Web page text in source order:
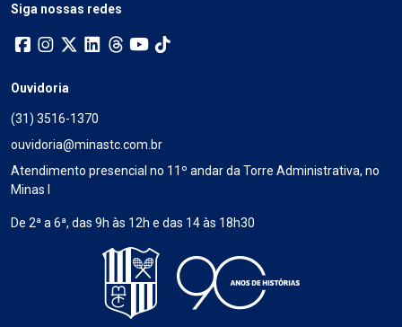
Siga nossas redes
Ouvidoria
(31) 3516-1370
ouvidoria@minastc.com.br
Atendimento presencial no 11º andar da Torre Administrativa, no
Minas I
De 2ª a 6ª, das 9h às 12h e das 14 às 18h30